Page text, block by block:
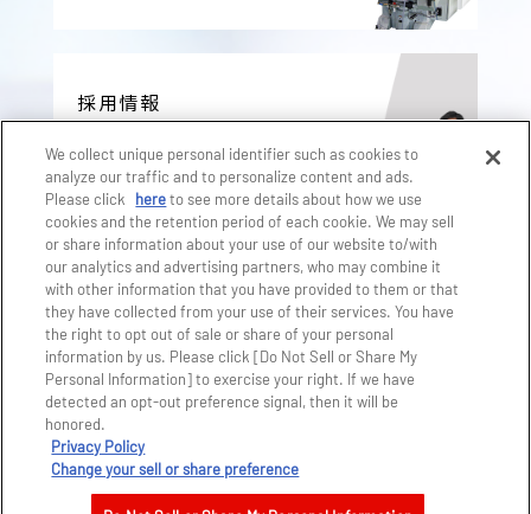
採用情報
製品に関する
お問合わせ
CONTACT US
株式会社ジェイテクトマシンシステム
We collect unique personal identifier such as cookies to
analyze our traffic and to personalize content and ads.
Please click
hereto see more details about how we use
cookies and the retention period of each cookie. We may sell
or share information about your use of our website to/with
our analytics and advertising partners, who may combine it
with other information that you have provided to them or that
they have collected from your use of their services. You have
the right to opt out of sale or share of your personal
information by us. Please click [Do Not Sell or Share My
Personal Information] to exercise your right. If we have
detected an opt-out preference signal, then it will be
honored.
Privacy Policy
Change your sell or share preference